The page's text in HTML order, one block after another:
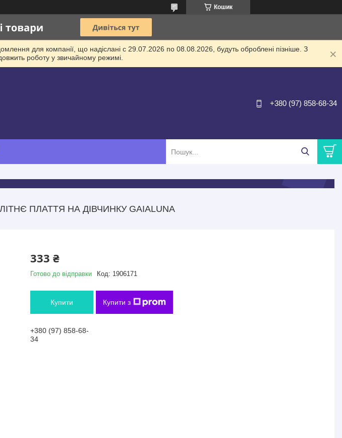
Кошик
для компанії, що надіслані с 29.07.2026 по 08.08.2026, будуть оброблені пізніше. З
роботу у звичайному режимі.
+380 (97) 858-68-34
ПЛАТТЯ НА ДІВЧИНКУ GAIALUNA
333 ₴
Готово до відправки Код: 1906171
Купити Купити з
+380 (97) 858-68-
34